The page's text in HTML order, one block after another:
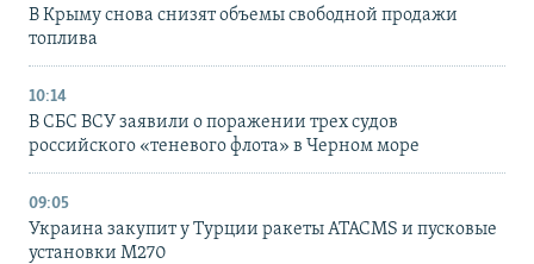
В Крыму снова снизят объемы свободной продажи
топлива
10:14
В СБС ВСУ заявили о поражении трех судов
российского «теневого флота» в Черном море
09:05
Украина закупит у Турции ракеты ATACMS и пусковые
установки M270